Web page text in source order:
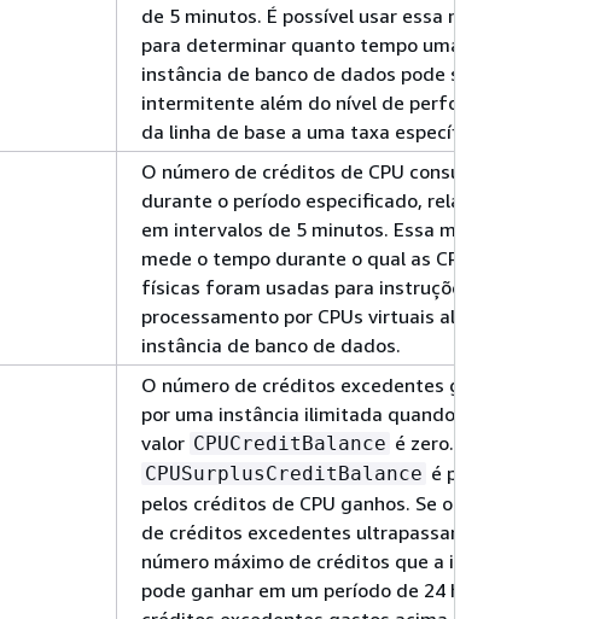
de 5 minutos. É possível usar essa métrica
para determinar quanto tempo uma
instância de banco de dados pode ser
intermitente além do nível de performance
da linha de base a uma taxa específica.
O número de créditos de CPU consumidos
durante o período especificado, relatados
em intervalos de 5 minutos. Essa métrica
mede o tempo durante o qual as CPUs
físicas foram usadas para instruções de
processamento por CPUs virtuais alocadas à
instância de banco de dados.
O número de créditos excedentes gastos
por uma instância ilimitada quando seu
valor CPUCreditBalance é zero. O valor
CPUSurplusCreditBalance é pago
pelos créditos de CPU ganhos. Se o número
de créditos excedentes ultrapassar o
número máximo de créditos que a instância
pode ganhar em um período de 24 horas, os